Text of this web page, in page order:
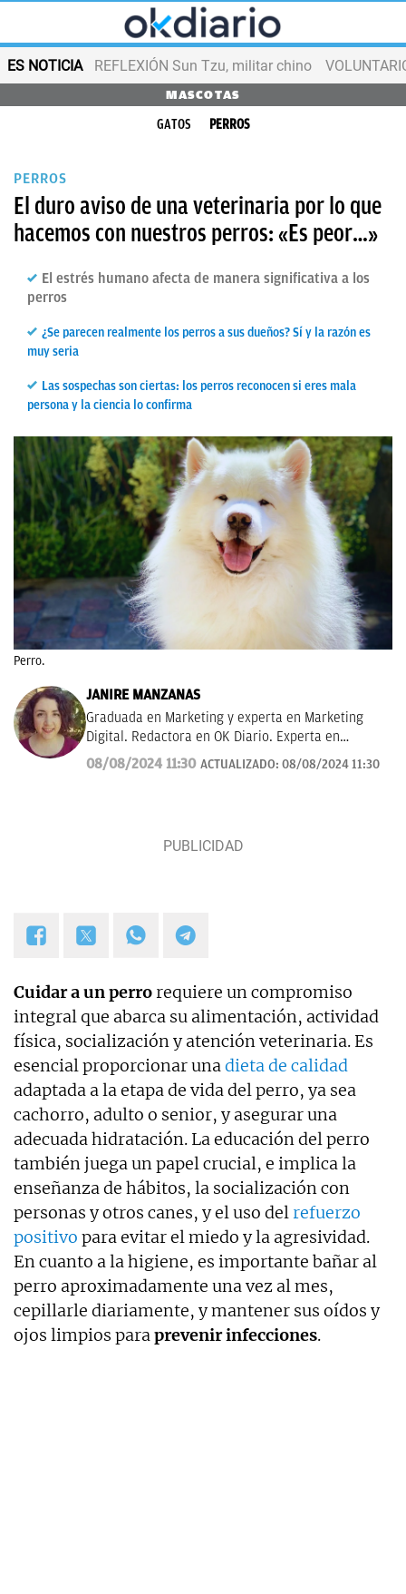
ES NOTICIA REFLEXIÓN Sun Tzu, militar chino
MASCOTAS
GATOS PERROS
PERROS
El duro aviso de una veterinaria por lo que
hacemos con nuestros perros: «Es peor…»
El estrés humano afecta de manera significativa a los
perros
¿Se parecen realmente los perros a sus dueños? Sí y la razón es
muy seria
Las sospechas son ciertas: los perros reconocen si eres mala
persona y la ciencia lo confirma
Perro.
JANIRE MANZANAS
Graduada en Marketing y experta en Marketing
Digital. Redactora en OK Diario. Experta en
curiosidades, mascotas, consumo y Lotería de
Navidad.
08/08/2024 11:30 ACTUALIZADO: 08/08/2024 11:30
Cuidar a un perrorequiere un compromiso
integral que abarca su alimentación, actividad
física, socialización y atención veterinaria. Es
esencial proporcionar unadieta de calidad
adaptada a la etapa de vida del perro, ya sea
cachorro, adulto o senior, y asegurar una
adecuada hidratación. La educación del perro
también juega un papel crucial, e implica la
enseñanza de hábitos, la socialización con
personas y otros canes, y el uso delrefuerzo
positivo para evitar el miedo y la agresividad.
En cuanto a la higiene, es importante bañar al
perro aproximadamente una vez al mes,
cepillarle diariamente, y mantener sus oídos y
ojos limpios paraprevenir infecciones.